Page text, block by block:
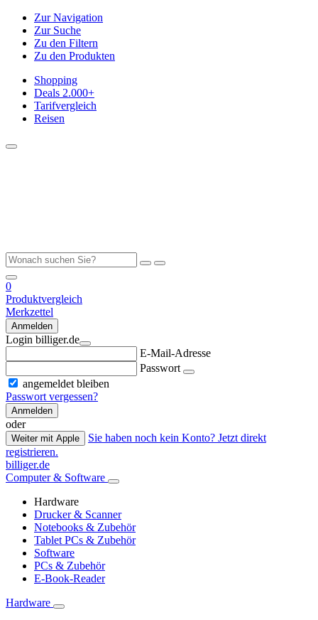
Zur Navigation
Zur Suche
Zu den Filtern
Zu den Produkten
Shopping
Deals 2.000+
Tarifvergleich
Reisen
0
Produktvergleich
Merkzettel
Anmelden
Login billiger.de
E-Mail-Adresse
Passwort
angemeldet bleiben
Passwort vergessen?
Anmelden
oder
Weiter mit Apple
Sie haben noch kein Konto? Jetzt direkt
registrieren.
billiger.de
Computer & Software
Hardware
Drucker & Scanner
Notebooks & Zubehör
Tablet PCs & Zubehör
Software
PCs & Zubehör
E-Book-Reader
Hardware